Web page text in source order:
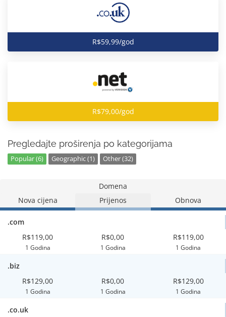
R$59,99/god
R$79,00/god
Pregledajte proširenja po kategorijama
Popular (6) Geographic (1) Other (32)
Domena
Nova cijena
Prijenos Obnova
.com
R$119,00
1 Godina
R$0,00
1 Godina
R$119,00
1 Godina
.biz
R$129,00
1 Godina
R$0,00
1 Godina
R$129,00
1 Godina
.co.uk